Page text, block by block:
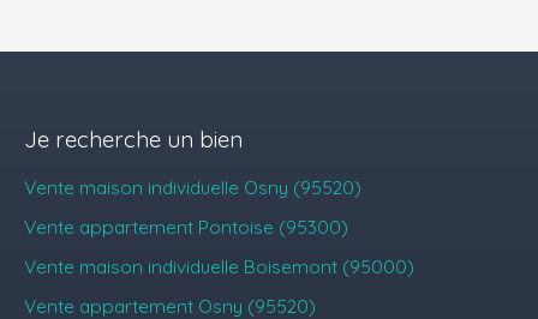
Je recherche un bien
Vente maison individuelle Osny (95520)
Vente appartement Pontoise (95300)
Vente maison individuelle Boisemont (95000)
Vente appartement Osny (95520)